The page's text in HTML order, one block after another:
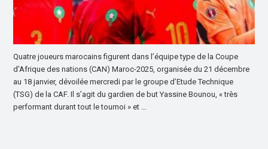
Quatre joueurs marocains figurent dans l’équipe type de la Coupe
d’Afrique des nations (CAN) Maroc-2025, organisée du 21 décembre
au 18 janvier, dévoilée mercredi par le groupe d’Etude Technique
(TSG) de la CAF. Il s’agit du gardien de but Yassine Bounou, « très
performant durant tout le tournoi » et …